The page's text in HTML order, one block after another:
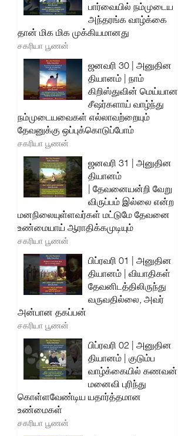
பார்வையில் நம்முடைய
அந்தரங்க வாழ்க்கை
தான் மிக மிக முக்கியமானது
சகரியா பூணன்
ஜனவரி 30 | அனுதின
தியானம் | நாம்
கிறிஸ்துவின் மெய்யான
சீஷர்களாய் வாழ்ந்து
நம்முடையவைகள் எல்லாவற்றையும்
தேவனுக்கு ஒப்புக்கொடுப்போம்
சகரியா பூணன்
ஜனவரி 31 | அனுதின
தியானம்
| தேவனையன்றி வேறு
விருப்பம் இல்லை என்ற
மனநிலையுள்ளவர்கள் மட்டுமே தேவனை
உண்மையாய் ஆராதிக்கமுடியும்
சகரியா பூணன்
பிப்ரவரி 01 | அனுதின
தியானம் | வியாதிகள்
தேவனிடத்திலிருந்து
வருவதில்லை, அவர்
அன்பான தகப்பன்
சகரியா பூணன்
பிப்ரவரி 02 | அனுதின
தியானம் | குடும்ப
வாழ்க்கையில் கணவன்
மனைவி புரிந்து
கொள்ளவேண்டிய யதார்த்தமான
உண்மைகள்
சகரியா பூணன்